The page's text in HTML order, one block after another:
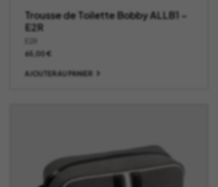
Trousse de Toilette Bobby ALLB1 –
E2R
65,00€
AJOUTER AU PANIER